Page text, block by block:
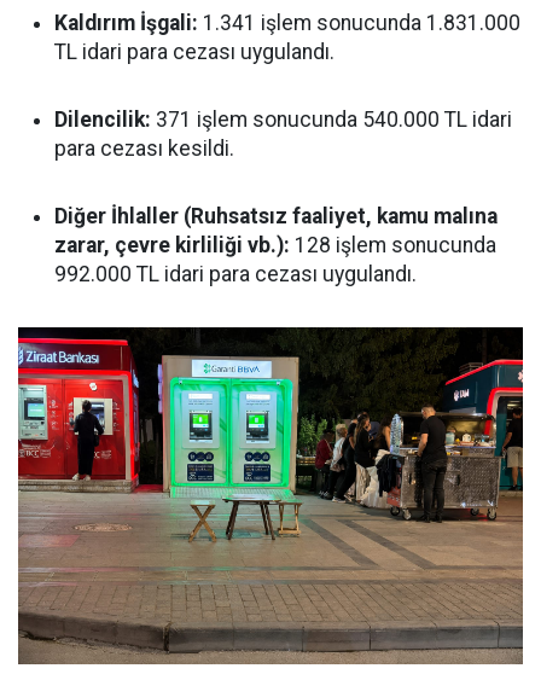
Kaldırım İşgali: 1.341 işlem sonucunda 1.831.000
TL idari para cezası uygulandı.
Dilencilik: 371 işlem sonucunda 540.000 TL idari
para cezası kesildi.
Diğer İhlaller (Ruhsatsız faaliyet, kamu malına
zarar, çevre kirliliği vb.): 128 işlem sonucunda
992.000 TL idari para cezası uygulandı.